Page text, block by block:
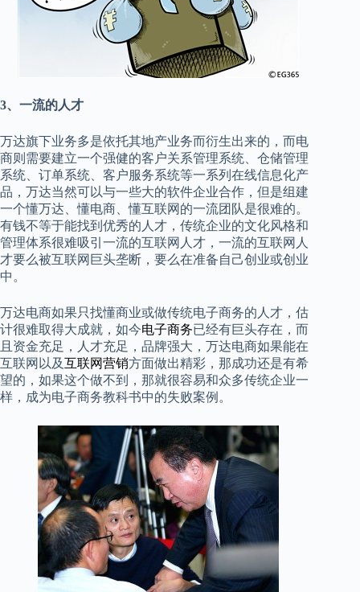
3、一流的人才
万达旗下业务多是依托其地产业务而衍生出来的，而电
商则需要建立一个强健的客户关系管理系统、仓储管理
系统、订单系统、客户服务系统等一系列在线信息化产
品，万达当然可以与一些大的软件企业合作，但是组建
一个懂万达、懂电商、懂互联网的一流团队是很难的。
有钱不等于能找到优秀的人才，传统企业的文化风格和
管理体系很难吸引一流的互联网人才，一流的互联网人
才要么被互联网巨头垄断，要么在准备自己创业或创业
中。
万达电商如果只找懂商业或做传统电子商务的人才，估
计很难取得大成就，如今电子商务已经有巨头存在，而
且资金充足，人才充足，品牌强大，万达电商如果能在
互联网以及互联网营销方面做出精彩，那成功还是有希
望的，如果这个做不到，那就很容易和众多传统企业一
样，成为电子商务教科书中的失败案例。